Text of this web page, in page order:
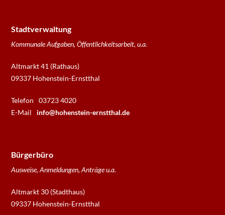
Stadtverwaltung
Kommunale Aufgaben, Öffentlichkeitsarbeit, u.a.
Altmarkt 41 (Rathaus)
09337 Hohenstein-Ernstthal
Telefon
03723 4020
E-Mail
info@hohenstein-ernstthal.de
Bürgerbüro
Ausweise, Anmeldungen, Anträge u.a.
Altmarkt 30 (Stadthaus)
09337 Hohenstein-Ernstthal